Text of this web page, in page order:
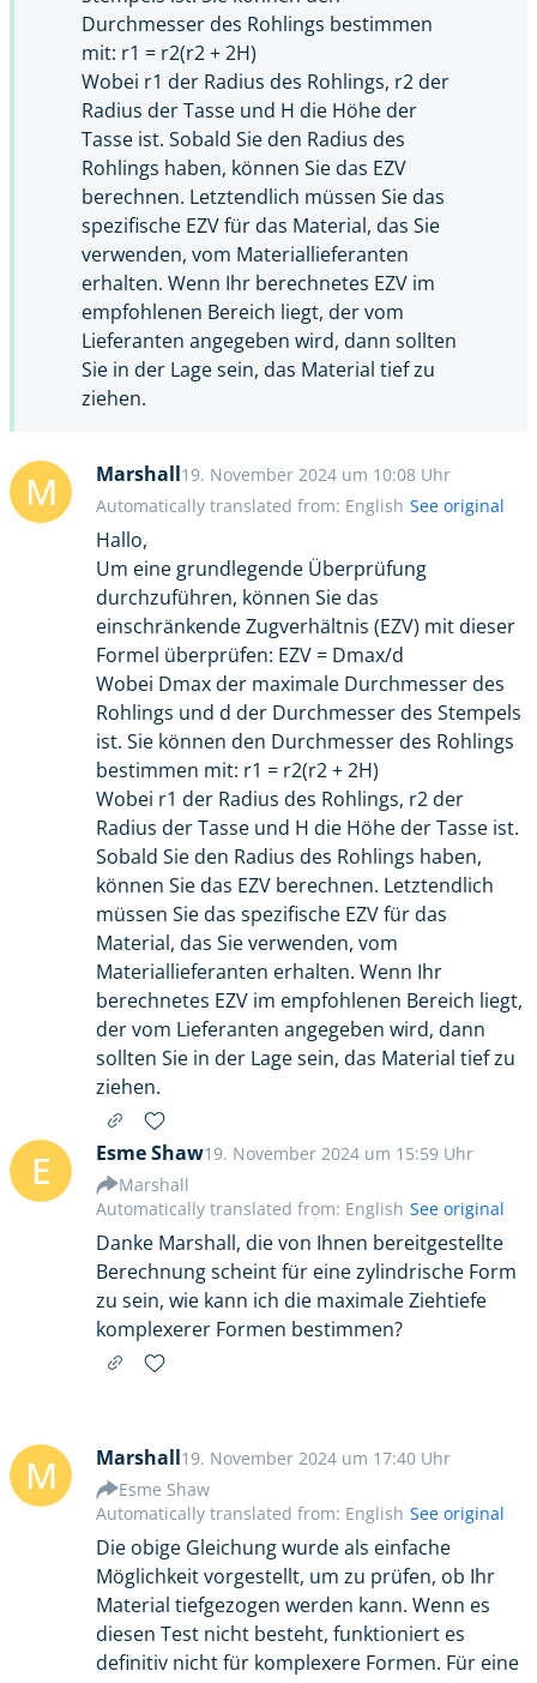
Durchmesser des Rohlings bestimmen
mit: r1 = r2(r2 + 2H)
Wobei r1 der Radius des Rohlings, r2 der
Radius der Tasse und H die Höhe der
Tasse ist. Sobald Sie den Radius des
Rohlings haben, können Sie das EZV
berechnen. Letztendlich müssen Sie das
spezifische EZV für das Material, das Sie
verwenden, vom Materiallieferanten
erhalten. Wenn Ihr berechnetes EZV im
empfohlenen Bereich liegt, der vom
Lieferanten angegeben wird, dann sollten
Sie in der Lage sein, das Material tief zu
ziehen.
M Marshall19. November 2024 um 10:08 Uhr
Hallo,
Um eine grundlegende Überprüfung
durchzuführen, können Sie das
einschränkende Zugverhältnis (EZV) mit dieser
Formel überprüfen: EZV = Dmax/d
Wobei Dmax der maximale Durchmesser des
Rohlings und d der Durchmesser des Stempels
ist. Sie können den Durchmesser des Rohlings
bestimmen mit: r1 = r2(r2 + 2H)
Wobei r1 der Radius des Rohlings, r2 der
Radius der Tasse und H die Höhe der Tasse ist.
Sobald Sie den Radius des Rohlings haben,
können Sie das EZV berechnen. Letztendlich
müssen Sie das spezifische EZV für das
Material, das Sie verwenden, vom
Materiallieferanten erhalten. Wenn Ihr
berechnetes EZV im empfohlenen Bereich liegt,
der vom Lieferanten angegeben wird, dann
sollten Sie in der Lage sein, das Material tief zu
ziehen.
Automatically translated from: English See original
E Esme Shaw19. November 2024 um 15:59 Uhr
Marshall
Danke Marshall, die von Ihnen bereitgestellte
Berechnung scheint für eine zylindrische Form
zu sein, wie kann ich die maximale Ziehtiefe
komplexerer Formen bestimmen?
Automatically translated from: English See original
M Marshall19. November 2024 um 17:40 Uhr
Esme Shaw
Die obige Gleichung wurde als einfache
Möglichkeit vorgestellt, um zu prüfen, ob Ihr
Material tiefgezogen werden kann. Wenn es
diesen Test nicht besteht, funktioniert es
definitiv nicht für komplexere Formen. Für eine
Automatically translated from: English See original